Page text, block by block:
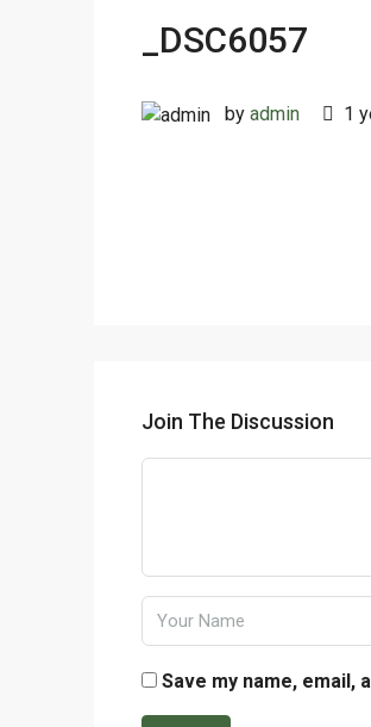
_DSC6057
by admin 1
Join The Discussion
Save my name, email,